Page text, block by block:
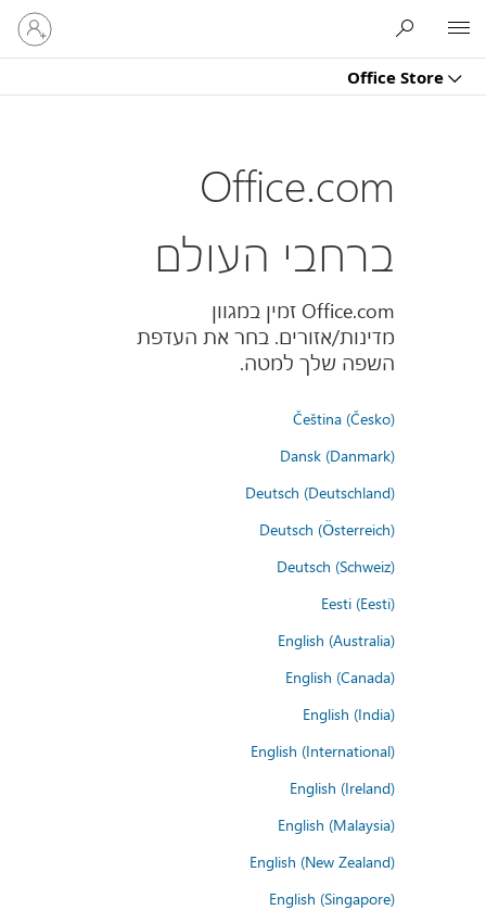
Office Store
היכנס
לחשבון
שלך
Office.com
ברחבי העולם
Office.com זמין במגוון
מדינות/אזורים. בחר את העדפת
השפה שלך למטה.
Čeština (Česko)
Dansk (Danmark)
Deutsch (Deutschland)
Deutsch (Österreich)
Deutsch (Schweiz)
Eesti (Eesti)
English (Australia)
English (Canada)
English (India)
English (International)
English (Ireland)
English (Malaysia)
English (New Zealand)
English (Singapore)